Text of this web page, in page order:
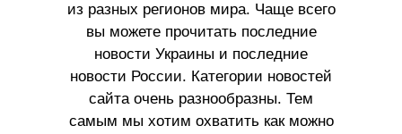
из разных регионов мира. Чаще всего
вы можете прочитать последние
новости Украины и последние
новости России. Категории новостей
сайта очень разнообразны. Тем
самым мы хотим охватить как можно